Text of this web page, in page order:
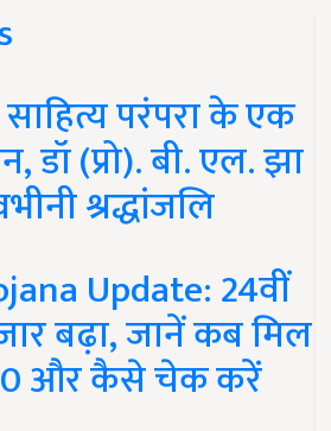
परंपरा के एक
डॉ (प्रो). बी. एल. झा
श्रद्धांजलि
Update: 24वीं
बढ़ा, जानें कब मिल
और कैसे चेक करें